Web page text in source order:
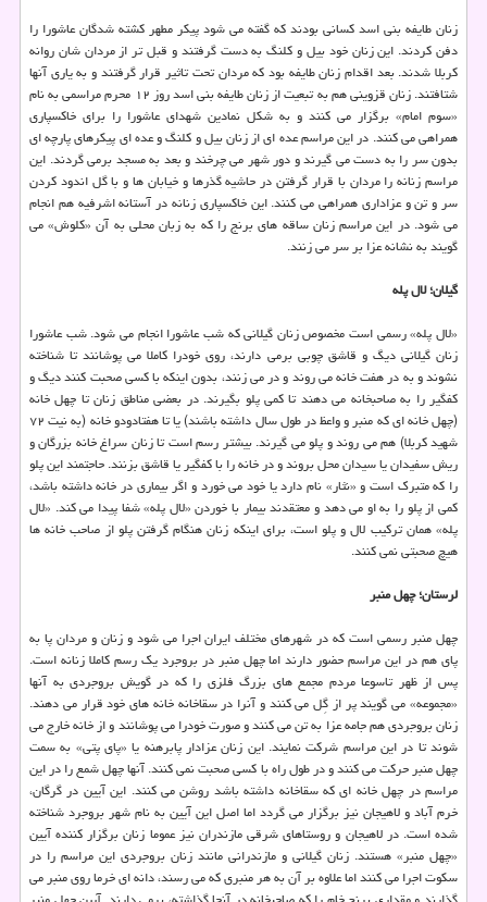
زنان طایفه بنی اسد كسانی بودند كه گفته می شود پیكر مطهر كشته شدگان عاشورا را
دفن كردند. این زنان خود بیل و كلنگ به دست گرفتند و قبل تر از مردان شان روانه
كربلا شدند. بعد اقدام زنان طایفه بود كه مردان تحت تاثیر قرار گرفتند و به یاری آنها
شتافتند. زنان قزوینی هم به تبعیت از زنان طایفه بنی اسد روز ۱۲ محرم مراسمی به نام
‍«سوم امام» برگزار می كنند و به شكل نمادین شهدای عاشورا را برای خاكسپاری
همراهی می كنند. در این مراسم عده ای از زنان بیل و كلنگ و عده ای پیكرهای پارچه ای
بدون سر را به دست می گیرند و دور شهر می چرخند و بعد به مسجد برمی گردند. این
مراسم زنانه را مردان با قرار گرفتن در حاشیه گذرها و خیابان ها و با گل اندود كردن
سر و تن و عزاداری همراهی می كنند. این خاكسپاری زنانه در آستانه اشرفیه هم انجام
می شود. در این مراسم زنان ساقه های برنج را كه به زبان محلی به آن «كلوش» می
گویند به نشانه عزا بر سر می زنند.
گیلان؛ لال پله
«لال پله» رسمی است مخصوص زنان گیلانی كه شب عاشورا انجام می شود. شب عاشورا
زنان گیلانی دیگ و قاشق چوبی برمی دارند، روی خودرا كاملا می پوشانند تا شناخته
نشوند و به در هفت خانه می روند و در می زنند، بدون اینكه با كسی صحبت كنند دیگ و
كفگیر را به صاحبخانه می دهند تا كمی پلو بگیرند. در بعضی مناطق زنان تا چهل خانه
(چهل خانه ای كه منبر و واعظ در طول سال داشته باشند) یا تا هفتادودو خانه (به نیت ۷۲
شهید كربلا) هم می روند و پلو می گیرند. بیشتر رسم است تا زنان سراغ خانه بزرگان و
ریش سفیدان یا سیدان محل بروند و در خانه را با كفگیر یا قاشق بزنند. حاجتمند این پلو
را كه متبرك است و «نثار» نام دارد یا خود می خورد و اگر بیماری در خانه داشته باشد،
كمی از پلو را به او می دهد و معتقدند بیمار با خوردن «لال پله» شفا پیدا می كند. «لال
پله» همان تركیب لال و پلو است، برای اینكه زنان هنگام گرفتن پلو از صاحب خانه ها
هیچ صحبتی نمی كنند.
لرستان؛ چهل منبر
چهل منبر رسمی است كه در شهرهای مختلف ایران اجرا می شود و زنان و مردان پا به
پای هم در این مراسم حضور دارند اما چهل منبر در بروجرد یك رسم كاملا زنانه است.
پس از ظهر تاسوعا مردم مجمع های بزرگ فلزی را كه در گویش بروجردی به آنها
«مجموعه» می گویند پر از گِل می كنند و آنرا در سقاخانه خانه های خود قرار می دهند.
زنان بروجردی هم جامه عزا به تن می كنند و صورت خودرا می پوشانند و از خانه خارج می
شوند تا در این مراسم شركت نمایند. این زنان عزادار پابرهنه یا «پای پتی» به سمت
چهل منبر حركت می كنند و در طول راه با كسی صحبت نمی كنند. آنها چهل شمع را در این
مراسم در چهل خانه ای كه سقاخانه داشته باشد روشن می كنند. این آیین در گرگان،
خرم آباد و لاهیجان نیز برگزار می گردد اما اصل این آیین به نام شهر بروجرد شناخته
شده است. در لاهیجان و روستاهای شرقی مازندران نیز عموما زنان برگزار كننده آیین
«چهل منبر» هستند. زنان گیلانی و مازندرانی مانند زنان بروجردی این مراسم را در
سكوت اجرا می كنند اما علاوه بر آن به هر منبری كه می رسند، دانه ای خرما روی منبر می